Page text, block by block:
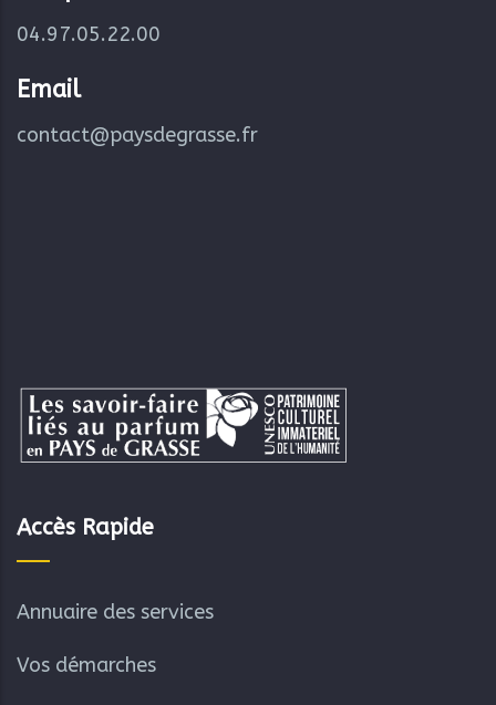
04.97.05.22.00
Email
contact@paysdegrasse.fr
Accès Rapide
Annuaire des services
Vos démarches